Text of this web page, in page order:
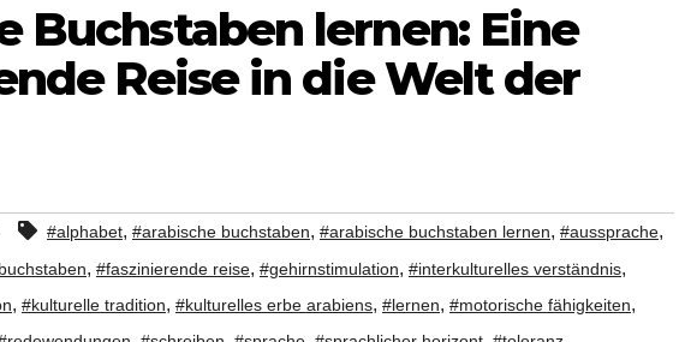
Buchstaben lernen: Eine
Reise in die Welt der
#alphabet, #arabische buchstaben, #arabische buchstaben lernen, #aussprache,
, #faszinierende reise, #gehirnstimulation, #interkulturelles verständnis,
, #kulturelle tradition, #kulturelles erbe arabiens, #lernen, #motorische fähigkeiten,